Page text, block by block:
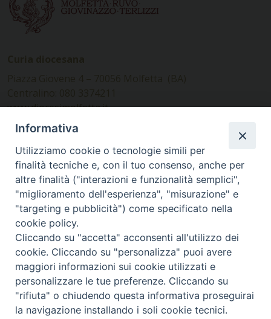
www.diocesimolfetta.it –
diocesimolfetta@pec.chiesacattolica.it
Ufficio Comunicazioni sociali
Piazza Giovene 4 – 70056 Molfetta (BA)
comunicazionisociali@diocesimolfetta.it
SEGUICI SU
Facebook
Instagram
X YouTube
Feed
Privacy Policy - trasparenza
Informativa
Utilizziamo cookie o tecnologie simili per
finalità tecniche e, con il tuo consenso, anche per
altre finalità ("interazioni e funzionalità semplici",
"miglioramento dell'esperienza", "misurazione" e
"targeting e pubblicità") come specificato nella
cookie policy.
Cliccando su "accetta" acconsenti all'utilizzo dei
cookie. Cliccando su "personalizza" puoi avere
maggiori informazioni sui cookie utilizzati e
personalizzare le tue preferenze. Cliccando su
"rifiuta" o chiudendo questa informativa proseguirai
la navigazione installando i soli cookie tecnici.